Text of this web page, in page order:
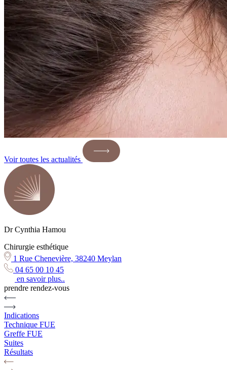
Voir toutes les actualités
Dr Cynthia Hamou
Chirurgie esthétique
1 Rue Chenevière, 38240 Meylan
04 65 00 10 45
en savoir plus..
prendre rendez-vous
Indications
Technique FUE
Greffe FUE
Suites
Résultats